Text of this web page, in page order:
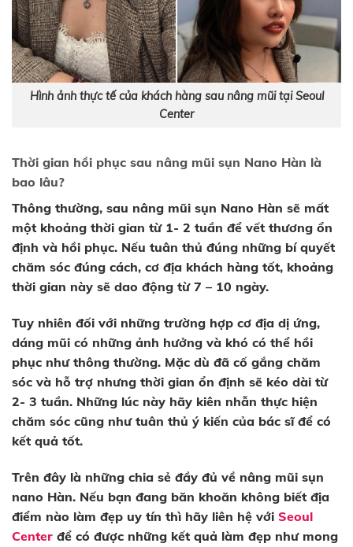
Hình ảnh thực tế của khách hàng sau nâng mũi tại Seoul
Center
Thời gian hồi phục sau nâng mũi sụn Nano Hàn là
bao lâu?
Thông thường, sau nâng mũi sụn Nano Hàn sẽ mất
một khoảng thời gian từ 1- 2 tuần để vết thương ổn
định và hồi phục. Nếu tuân thủ đúng những bí quyết
chăm sóc đúng cách, cơ địa khách hàng tốt, khoảng
thời gian này sẽ dao động từ 7 – 10 ngày.
Tuy nhiên đối với những trường hợp cơ địa dị ứng,
dáng mũi có những ảnh hưởng và khó có thể hồi
phục như thông thường. Mặc dù đã cố gắng chăm
sóc và hỗ trợ nhưng thời gian ổn định sẽ kéo dài từ
2- 3 tuần. Những lúc này hãy kiên nhẫn thực hiện
chăm sóc cũng như tuân thủ ý kiến của bác sĩ để có
kết quả tốt.
Trên đây là những chia sẻ đầy đủ về nâng mũi sụn
nano Hàn. Nếu bạn đang băn khoăn không biết địa
điểm nào làm đẹp uy tín thì hãy liên hệ với Seoul
Center để có được những kết quả làm đẹp như mong